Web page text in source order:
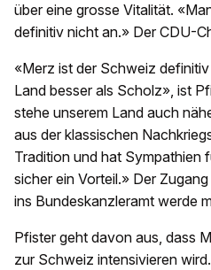
über eine grosse Vitalität.
definitiv nicht an.» Der CDU-
«Merz ist der Schweiz
Land besser als Scholz», ist
stehe unserem Land auch
aus der klassischen
Tradition und hat Sympathien
sicher ein Vorteil.» Der
ins Bundeskanzleramt werde
Pfister geht davon aus, dass
zur Schweiz intensivieren